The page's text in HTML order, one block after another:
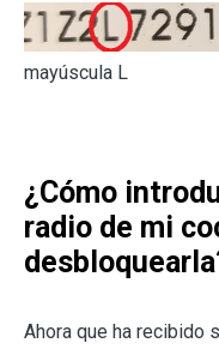
mayúscula L
¿Cómo
radio de mi
Ahora que ha recibido